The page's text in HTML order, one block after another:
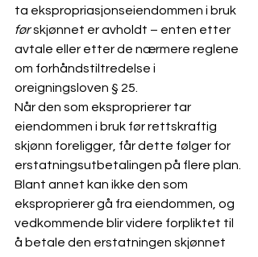
ta ekspropriasjonseiendommen i bruk
før skjønnet er avholdt – enten etter
avtale eller etter de nærmere reglene
om forhåndstiltredelse i
oreigningsloven § 25.
Når den som eksproprierer tar
eiendommen i bruk før rettskraftig
skjønn foreligger, får dette følger for
erstatningsutbetalingen på flere plan.
Blant annet kan ikke den som
eksproprierer gå fra eiendommen, og
vedkommende blir videre forpliktet til
å betale den erstatningen skjønnet